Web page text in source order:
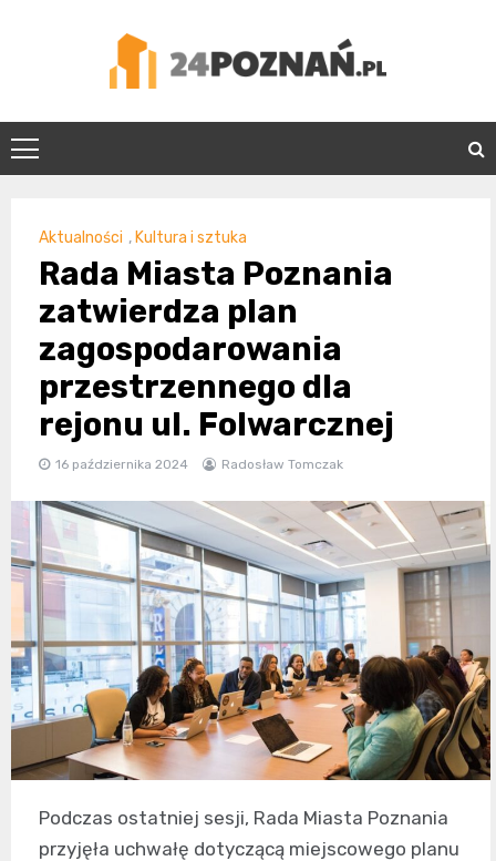
24Poznań.pl
Aktualności , Kultura i sztuka
Rada Miasta Poznania
zatwierdza plan
zagospodarowania
przestrzennego dla
rejonu ul. Folwarcznej
16 października 2024 Radosław Tomczak
Podczas ostatniej sesji, Rada Miasta Poznania
przyjęła uchwałę dotyczącą miejscowego planu